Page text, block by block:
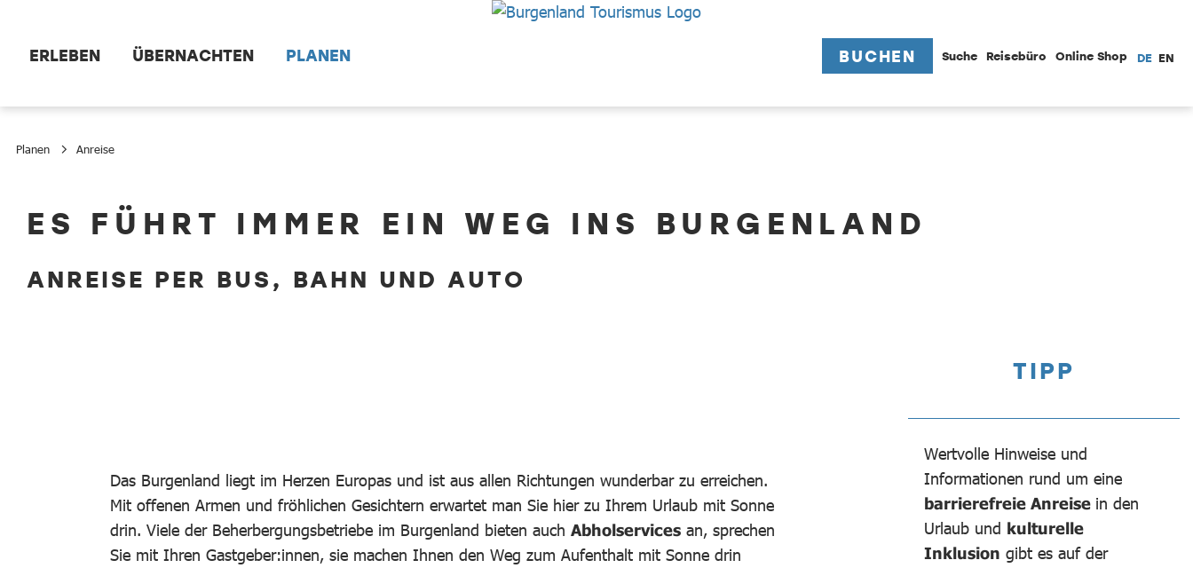
ERLEBEN ÜBERNACHTEN PLANEN BUCHEN Suche Reisebüro Online Shop DE EN
Planen Anreise
AnreiseES FÜHRT IMMER EIN WEG INS BURGENLAND
ANREISE PER BUS, BAHN UND AUTO
Das Burgenland liegt im Herzen Europas und ist aus allen Richtungen wunderbar zu erreichen.
Mit offenen Armen und fröhlichen Gesichtern erwartet man Sie hier zu Ihrem Urlaub mit Sonne
drin. Viele der Beherbergungsbetriebe im Burgenland bieten auch Abholservices an, sprechen
Sie mit Ihren Gastgeber:innen, sie machen Ihnen den Weg zum Aufenthalt mit Sonne drin
TIPP
Wertvolle Hinweise und
Informationen rund um eine
barrierefreie Anreise in den
Urlaub und kulturelle
Inklusion gibt es auf der